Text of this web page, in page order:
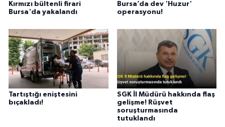
Kırmızı bültenli firari
Bursa'da yakalandı
Bursa’da dev 'Huzur'
operasyonu!
Tartıştığı eniştesini
bıçakladı!
SGK İl Müdürü hakkında flaş
gelişme! Rüşvet
soruşturmasında
tutuklandı